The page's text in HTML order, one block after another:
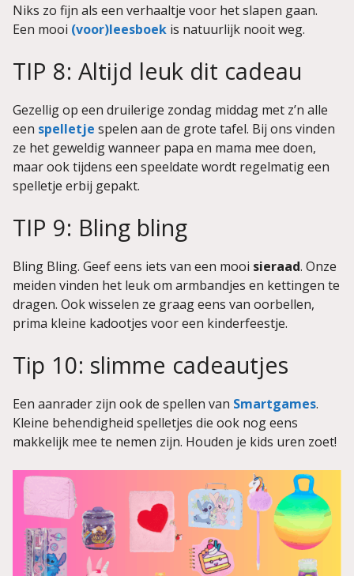
Niks zo fijn als een verhaaltje voor het slapen gaan.
Een mooi (voor)leesboek is natuurlijk nooit weg.
TIP 8: Altijd leuk dit cadeau
Gezellig op een druilerige zondag middag met z’n alle
een spelletje spelen aan de grote tafel. Bij ons vinden
ze het geweldig wanneer papa en mama mee doen,
maar ook tijdens een speeldate wordt regelmatig een
spelletje erbij gepakt.
TIP 9: Bling bling
Bling Bling. Geef eens iets van een mooi sieraad. Onze
meiden vinden het leuk om armbandjes en kettingen te
dragen. Ook wisselen ze graag eens van oorbellen,
prima kleine kadootjes voor een kinderfeestje.
Tip 10: slimme cadeautjes
Een aanrader zijn ook de spellen van Smartgames.
Kleine behendigheid spelletjes die ook nog eens
makkelijk mee te nemen zijn. Houden je kids uren zoet!